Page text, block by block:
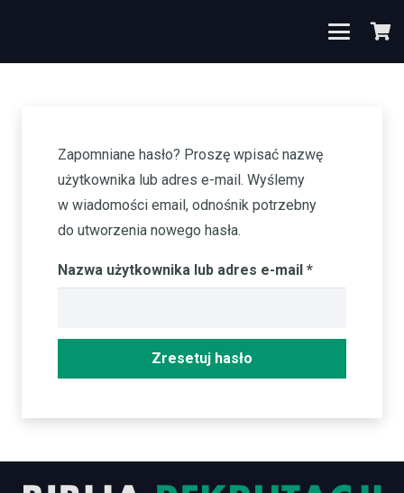
Zapomniane hasło? Proszę wpisać nazwę
użytkownika lub adres e-mail. Wyślemy
w wiadomości email, odnośnik potrzebny
do utworzenia nowego hasła.
Nazwa użytkownika lub adres e-mail *Wymagane
Zresetuj hasło